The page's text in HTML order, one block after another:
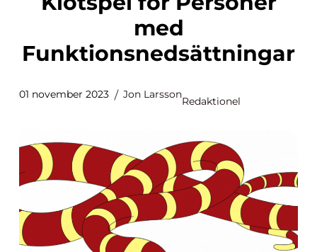
med
Funktionsnedsättningar
01 november 2023 Jon Larsson
Redaktionel